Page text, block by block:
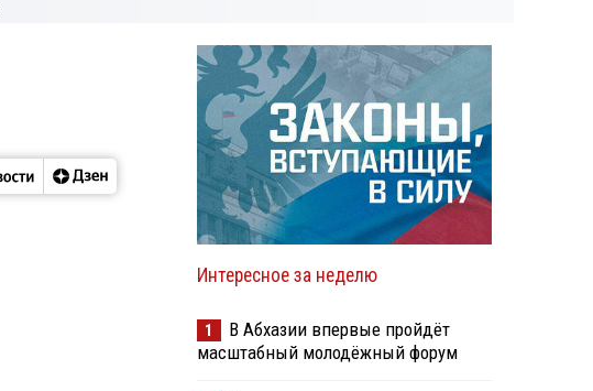
Интересное за неделю
1
В Абхазии впервые пройдёт
масштабный молодёжный форум